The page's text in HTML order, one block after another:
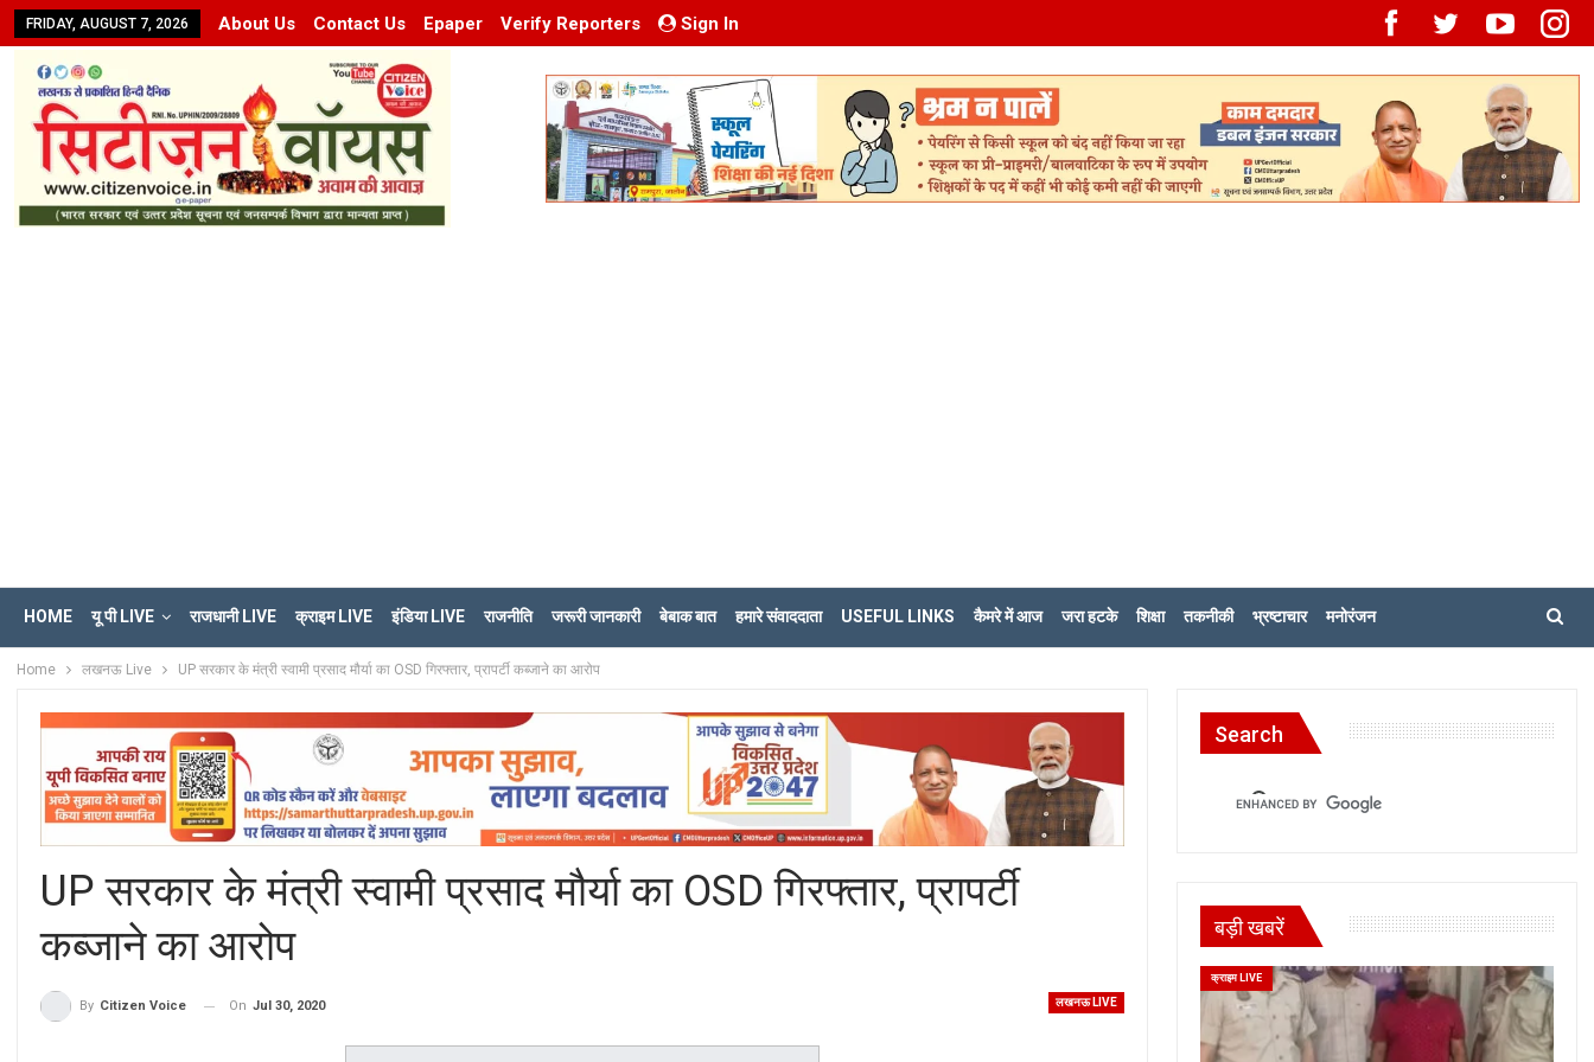
FRIDAY, AUGUST 7, 2026 About Us Contact Us Epaper Verify Reporters Sign In
HOME यू पी LIVE राजधानी LIVE क्राइम LIVE इंडिया LIVE राजनीति जरूरी जानकारी बेबाक बात हमारे संवाददाता USEFUL LINKS कैमरे में आज जरा हटके शिक्षा तकनीकी भ्रष्टाचार मनोरंजन
Home लखनऊ Live UP सरकार के मंत्री स्वामी प्रसाद मौर्या का OSD गिरफ्तार, प्रापर्टी कब्जाने का आरोप
UP सरकार के मंत्री स्वामी प्रसाद मौर्या का OSD गिरफ्तार, प्रापर्टी
कब्जाने का आरोप
लखनऊ LIVE
By Citizen Voice On Jul 30, 2020
Search
बड़ी खबरें
क्राइम LIVE